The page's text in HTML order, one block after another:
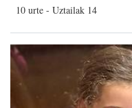
10 urte - Uztailak 14